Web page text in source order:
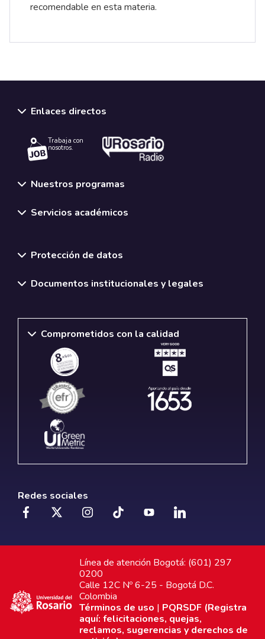
recomendable en esta materia.
Enlaces directos
Trabaja con
nosotros.
Nuestros programas
Servicios académicos
Protección de datos
Documentos institucionales y legales
Comprometidos con la calidad
Redes sociales
Línea de atención Bogotá: (601) 297
0200
Calle 12C Nº 6-25 - Bogotá D.C.
Colombia
Términos de uso | PQRSDF (Registra
aquí: felicitaciones, quejas,
reclamos, sugerencias y derechos de